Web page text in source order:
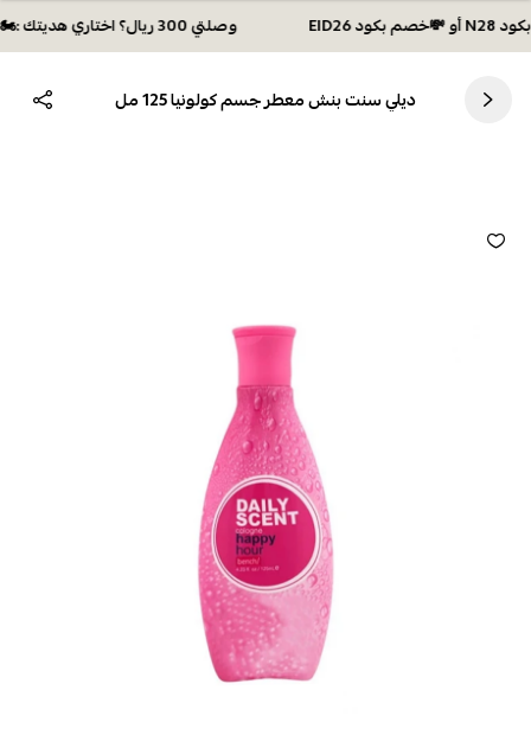
وصلتي 300 ريال؟ اختاري هديتك :🏍 شحن مجاني بكود N28 أو 💸خصم بكود EID26
ديلي سنت بنش معطر جسم كولونيا 125 مل